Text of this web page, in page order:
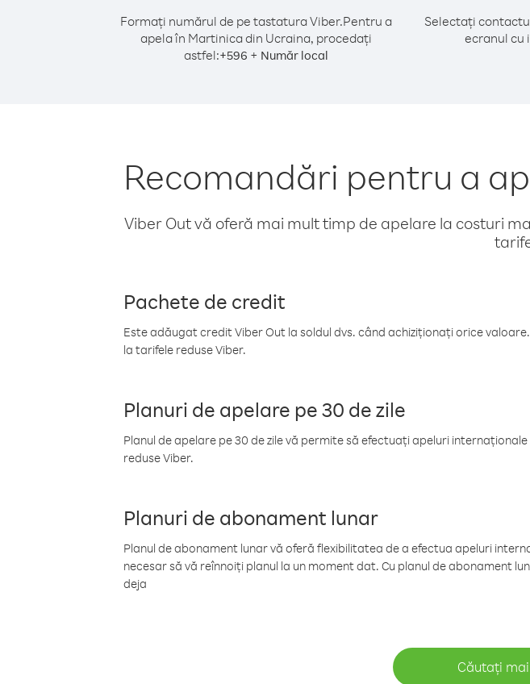
Formați numărul de pe tastatura Viber.Pentru a
apela în Martinica din Ucraina, procedați
astfel:+596 + Număr local
Selectați
ecranul cu
Recomandări pentru a
Viber Out vă oferă mai mult timp de apelare la costuri
Pachete de credit
Este adăugat credit Viber Out la soldul dvs. când achiziționați orice
la tarifele reduse Viber.
Planuri de apelare pe 30 de zile
Planul de apelare pe 30 de zile vă permite să efectuați apeluri
reduse Viber.
Planuri de abonament lunar
Planul de abonament lunar vă oferă flexibilitatea de a efectua apeluri
necesar să vă reînnoiți planul la un moment dat. Cu planul de abonament
deja
Căutați